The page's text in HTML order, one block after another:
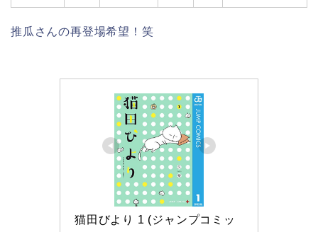
推瓜さんの再登場希望！笑
猫田びより 1 (ジャンプコミッ